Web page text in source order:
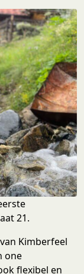
21.
Kimberfeel
one
flexibel en